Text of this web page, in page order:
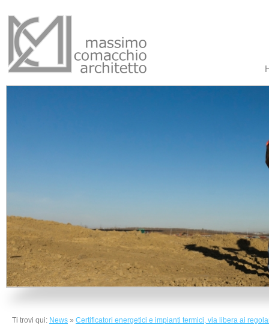
Ti trovi qui: News » Certificatori energetici e impianti termici, via libera ai